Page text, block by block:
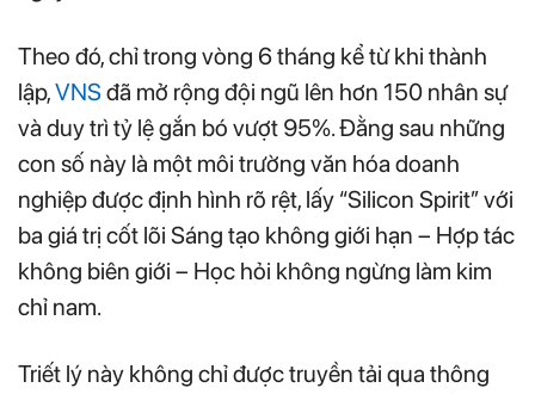
Theo đó, chỉ trong vòng 6 tháng kể từ khi thành
lập,VNSđã mở rộng đội ngũ lên hơn 150 nhân sự
và duy trì tỷ lệ gắn bó vượt 95%. Đằng sau những
con số này là một môi trường văn hóa doanh
nghiệp được định hình rõ rệt, lấy “Silicon Spirit” với
ba giá trị cốt lõi Sáng tạo không giới hạn – Hợp tác
không biên giới – Học hỏi không ngừng làm kim
chỉ nam.
Triết lý này không chỉ được truyền tải qua thông